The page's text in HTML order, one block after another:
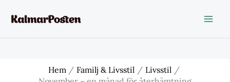
Hem Familj & Livsstil
Livsstil